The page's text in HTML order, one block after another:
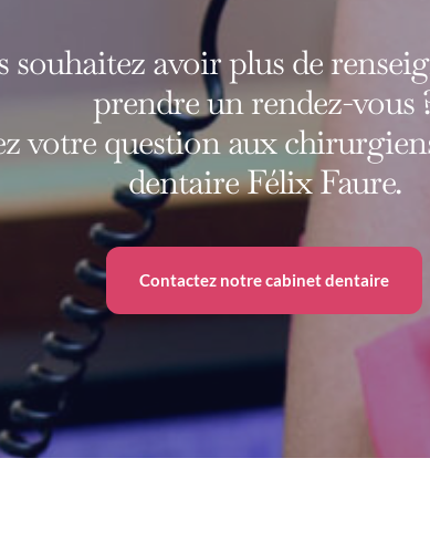
souhaitez avoir plus de
prendre un rendez-vous
votre question aux
dentaire Félix Faure.
Contactez notre cabinet dentaire